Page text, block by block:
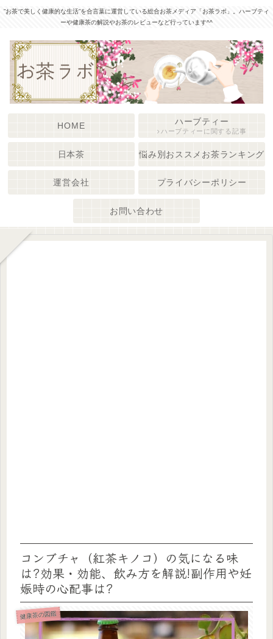
”お茶で美しく健康的な生活”を合言葉に運営している総合お茶メディア「お茶ラボ」。ハーブティ
ーや健康茶の解説やお茶のレビューなど行っています^^
HOME ハーブティー
ハーブティーに関する記事
日本茶 悩み別おススメお茶ランキング
運営会社 プライバシーポリシー
お問い合わせ
コンブチャ（紅茶キノコ）の気になる味
は?効果・効能、飲み方を解説!副作用や妊
娠時の心配事は?
健康茶の図鑑